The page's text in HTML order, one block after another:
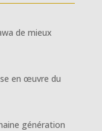
de mieux
en œuvre du
génération